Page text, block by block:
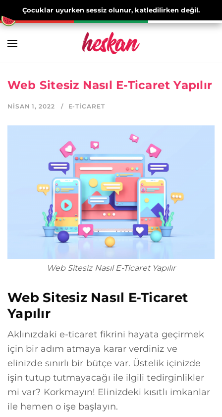
Çocuklar uyurken sessiz olunur, katledilirken değil.
Web Sitesiz Nasıl E-Ticaret Yapılır
NISAN 1, 2022 E-TICARET
Web Sitesiz Nasıl E-Ticaret Yapılır
Web Sitesiz Nasıl E-Ticaret
Yapılır
Aklınızdaki e-ticaret fikrini hayata geçirmek
için bir adım atmaya karar verdiniz ve
elinizde sınırlı bir bütçe var. Üstelik içinizde
işin tutup tutmayacağı ile ilgili tedirginlikler
mi var? Korkmayın! Elinizdeki kısıtlı imkanlar
ile hemen o işe başlayın.